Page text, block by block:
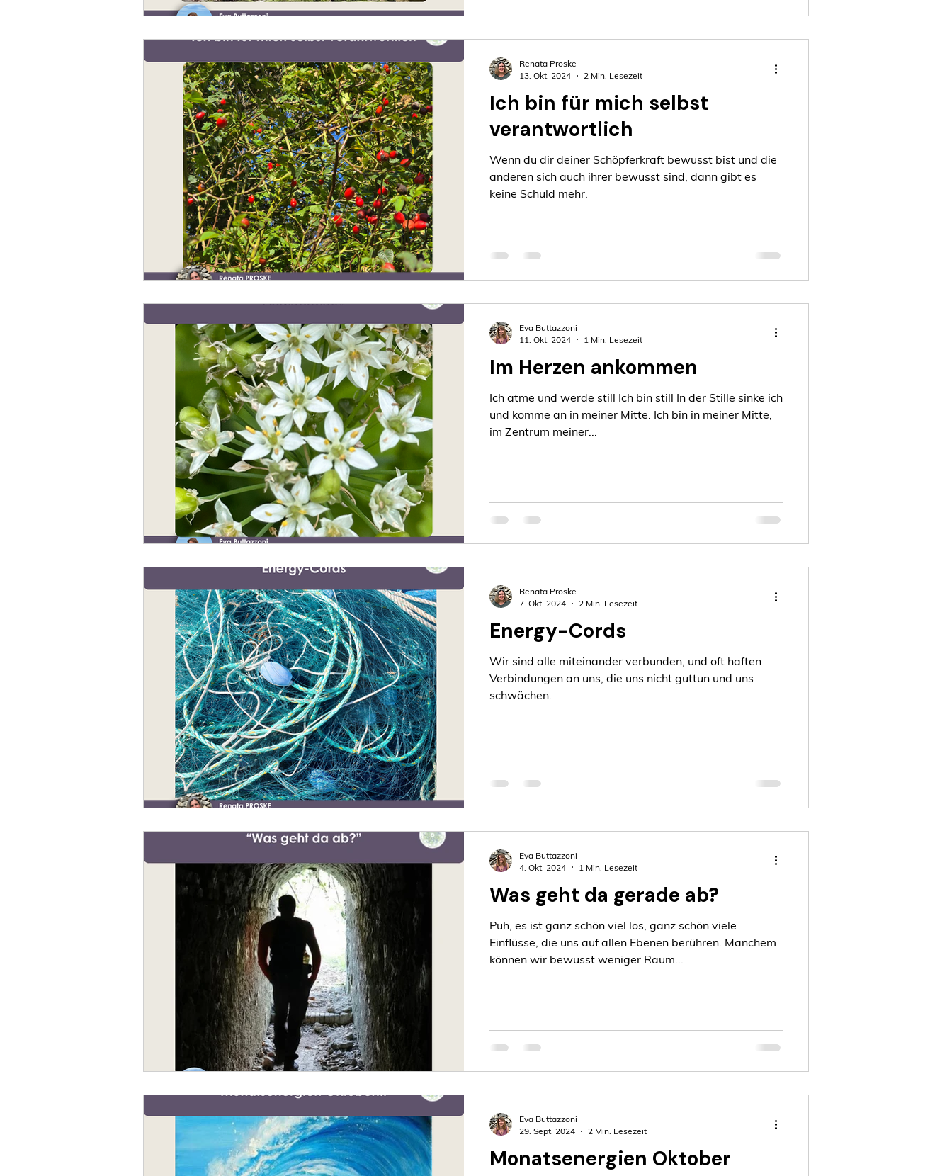
Ich bin für mich selbst
verantwortlich
Wenn du dir deiner Schöpferkraft bewusst bist und die
anderen sich auch ihrer bewusst sind, dann gibt es
keine Schuld mehr.
Renata Proske
13. Okt. 2024
2 Min. Lesezeit
Im Herzen ankommen
Ich atme und werde still Ich bin still In der Stille sinke ich
und komme an in meiner Mitte. Ich bin in meiner Mitte,
im Zentrum meiner...
Eva Buttazzoni
11. Okt. 2024
1 Min. Lesezeit
Energy-Cords
Wir sind alle miteinander verbunden, und oft haften
Verbindungen an uns, die uns nicht guttun und uns
schwächen.
Renata Proske
7. Okt. 2024
2 Min. Lesezeit
Was geht da gerade ab?
Puh, es ist ganz schön viel los, ganz schön viele
Einflüsse, die uns auf allen Ebenen berühren. Manchem
können wir bewusst weniger Raum...
Eva Buttazzoni
4. Okt. 2024
1 Min. Lesezeit
Monatsenergien Oktober
Eva Buttazzoni
29. Sept. 2024
2 Min. Lesezeit